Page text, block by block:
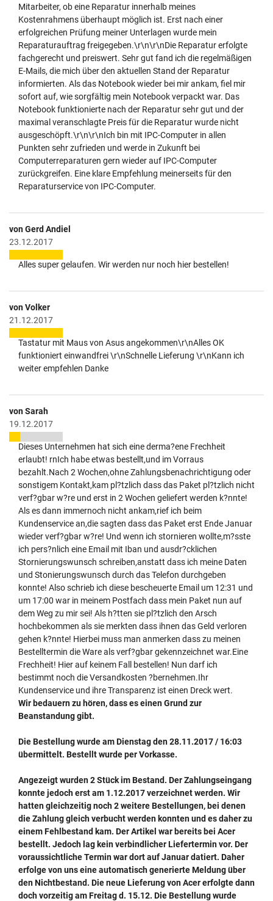
Mitarbeiter, ob eine Reparatur innerhalb meines
Kostenrahmens überhaupt möglich ist. Erst nach einer
erfolgreichen Prüfung meiner Unterlagen wurde mein
Reparaturauftrag freigegeben.\r\n\r\nDie Reparatur erfolgte
fachgerecht und preiswert. Sehr gut fand ich die regelmäßigen
E-Mails, die mich über den aktuellen Stand der Reparatur
informierten. Als das Notebook wieder bei mir ankam, fiel mir
sofort auf, wie sorgfältig mein Notebook verpackt war. Das
Notebook funktionierte nach der Reparatur sehr gut und der
maximal veranschlagte Preis für die Reparatur wurde nicht
ausgeschöpft.\r\n\r\nIch bin mit IPC-Computer in allen
Punkten sehr zufrieden und werde in Zukunft bei
Computerreparaturen gern wieder auf IPC-Computer
zurückgreifen. Eine klare Empfehlung meinerseits für den
Reparaturservice von IPC-Computer.
von Gerd Andiel
23.12.2017
Alles super gelaufen. Wir werden nur noch hier bestellen!
von Volker
21.12.2017
Tastatur mit Maus von Asus angekommen\r\nAlles OK
funktioniert einwandfrei \r\nSchnelle Lieferung \r\nKann ich
weiter empfehlen Danke
von Sarah
19.12.2017
Dieses Unternehmen hat sich eine derma?ene Frechheit
erlaubt! rnIch habe etwas bestellt,und im Vorraus
bezahlt.Nach 2 Wochen,ohne Zahlungsbenachrichtigung oder
sonstigem Kontakt,kam pl?tzlich dass das Paket pl?tzlich nicht
verf?gbar w?re und erst in 2 Wochen geliefert werden k?nnte!
Als es dann immernoch nicht ankam,rief ich beim
Kundenservice an,die sagten dass das Paket erst Ende Januar
wieder verf?gbar w?re! Und wenn ich stornieren wollte,m?sste
ich pers?nlich eine Email mit Iban und ausdr?cklichen
Stornierungswunsch schreiben,anstatt dass ich meine Daten
und Stonierungswunsch durch das Telefon durchgeben
konnte! Also schrieb ich diese bescheuerte Email um 12:31 und
um 17:00 war in meinem Postfach dass mein Paket nun auf
dem Weg zu mir sei! Als h?tten sie pl?tzlich den Arsch
hochbekommen als sie merkten dass ihnen das Geld verloren
gehen k?nnte! Hierbei muss man anmerken dass zu meinen
Bestelltermin die Ware als verf?gbar gekennzeichnet war.Eine
Frechheit! Hier auf keinem Fall bestellen! Nun darf ich
bestimmt noch die Versandkosten ?bernehmen.Ihr
Kundenservice und ihre Transparenz ist einen Dreck wert.
Wir bedauern zu hören, dass es einen Grund zur
Beanstandung gibt.
Die Bestellung wurde am Dienstag den 28.11.2017 / 16:03
übermittelt. Bestellt wurde per Vorkasse.
Angezeigt wurden 2 Stück im Bestand. Der Zahlungseingang
konnte jedoch erst am 1.12.2017 verzeichnet werden. Wir
hatten gleichzeitig noch 2 weitere Bestellungen, bei denen
die Zahlung gleich verbucht werden konnten und es daher zu
einem Fehlbestand kam. Der Artikel war bereits bei Acer
bestellt. Jedoch lag kein verbindlicher Liefertermin vor. Der
voraussichtliche Termin war dort auf Januar datiert. Daher
erfolge von uns eine automatisch generierte Meldung über
den Nichtbestand. Die neue Lieferung von Acer erfolgte dann
doch vorzeitig am Freitag d. 15.12. Die Bestellung wurde